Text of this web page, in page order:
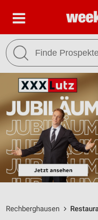
Rechberghausen